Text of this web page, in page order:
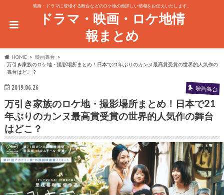
映画・ドラマに登場する舞台などのロケ地の他詳しい情報をお伝えいたします。
ドラマ・映画・ロケ地情
報まとめ
HOME
映画舞台
万引き家族のロケ地・撮影場所まとめ！日本で21年ぶりのカンヌ最高賞受賞の世界的人気作の
舞台はどこ？
2019.06.26 映画舞台
万引き家族のロケ地・撮影場所まとめ！日本で21
年ぶりのカンヌ最高賞受賞の世界的人気作の舞台
はどこ？